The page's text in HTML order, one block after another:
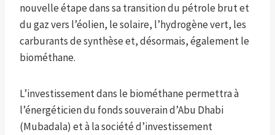
nouvelle étape dans sa transition du pétrole brut et
du gaz vers l’éolien, le solaire, l’hydrogène vert, les
carburants de synthèse et, désormais, également le
biométhane.
L’investissement dans le biométhane permettra à
l’énergéticien du fonds souverain d’Abu Dhabi
(Mubadala) et à la société d’investissement